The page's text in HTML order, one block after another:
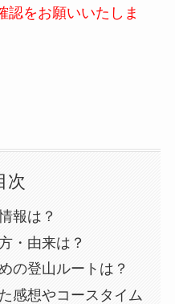
認をお願いいたしま
次
報は？
・由来は？
の登山ルートは？
感想やコースタイム